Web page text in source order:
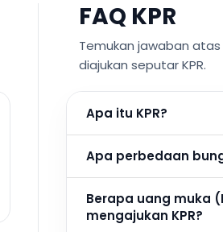
FAQ KPR
Temukan jawaban
diajukan seputar KPR.
Apa itu KPR?
Apa perbedaan
Berapa uang muka
mengajukan KPR?